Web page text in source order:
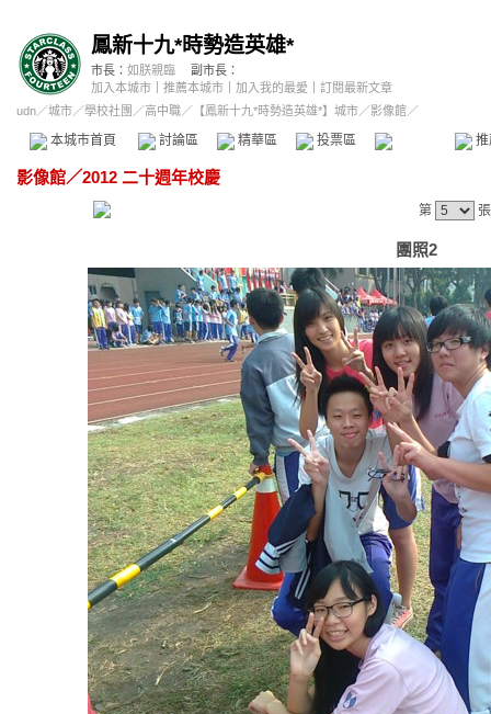
鳳新十九*時勢造英雄*
市長： 如朕親臨
副市長：
加入本城市
推薦本城市 加入我的最愛
訂閱最新文章
udn／城市／學校社團 ／高中職／ 【鳳新十九*時勢造英雄*】城市／影像館／
本城市首頁 討論區 精華區 投票區 影像館
影像館／2012 二十週年校慶
第
團照2